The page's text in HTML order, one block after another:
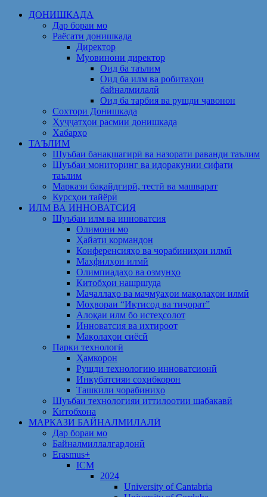
Skip
ДОНИШКАДА
Дар бораи мо
Раёсати донишкада
Директор
Муовинони директор
Оид ба таълим
Оид ба илм ва робитаҳои
байналмилалӣ
Оид ба тарбия ва рушди ҷавонон
Сохтори Донишкада
Ҳуҷҷатҳои расмии донишкада
Хабарҳо
ТАЪЛИМ
Шуъбаи банақшагирӣ ва назорати раванди таълим
Шуъбаи мониторинг ва идоракунии сифати
таълим
Маркази бақайдгирӣ, тестӣ ва машварат
Курсҳои тайёрӣ
ИЛМ ВА ИННОВАТСИЯ
Шуъбаи илм ва инноватсия
Олимони мо
Ҳайати кормандон
Конференсияҳо ва чорабиниҳои илмӣ
Маҳфилҳои илмӣ
Олимпиадаҳо ва озмунҳо
Китобҳои нашршуда
Маҷаллаҳо ва маҷмӯаҳои мақолаҳои илмӣ
Моҳвораи “Иқтисод ва тиҷорат”
Алоқаи илм бо истеҳсолот
Инноватсия ва ихтироот
Мақолаҳои сиёсӣ
Парки технологӣ
Ҳамкорон
Рушди технологию инноватсионӣ
Инкубатсияи соҳибкорон
Ташкили чорабиниҳо
Шуъбаи технологияи иттилоотии шабакавӣ
Китобхона
МАРКАЗИ БАЙНАЛМИЛАЛӢ
Дар бораи мо
Байналмиллалгардонӣ
Erasmus+
ICM
2024
University of Cantabria